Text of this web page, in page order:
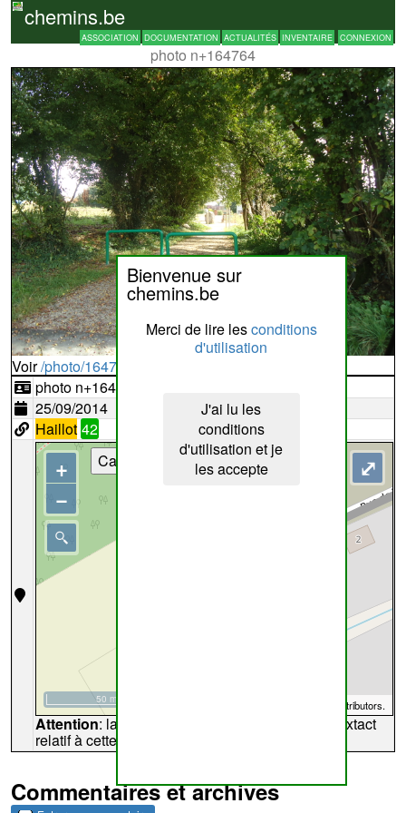
chemins.be
ASSOCIATION DOCUMENTATION ACTUALITÉS INVENTAIRE CONNEXION
photo n+164764
Bienvenue sur
chemins.be
Merci de lire lesconditions
d'utilisation
J'ai lu les
conditions
d'utilisation et je
les accepte
Voir/photo/164764?typ=d
photo n+164764
25/09/2014
Haillot 42
contributors.
50 m
+
−
⤢
Cartes
Attention: la carte peut ne pas refléter l'endroit extact
relatif à cette archive
Commentaires et archives